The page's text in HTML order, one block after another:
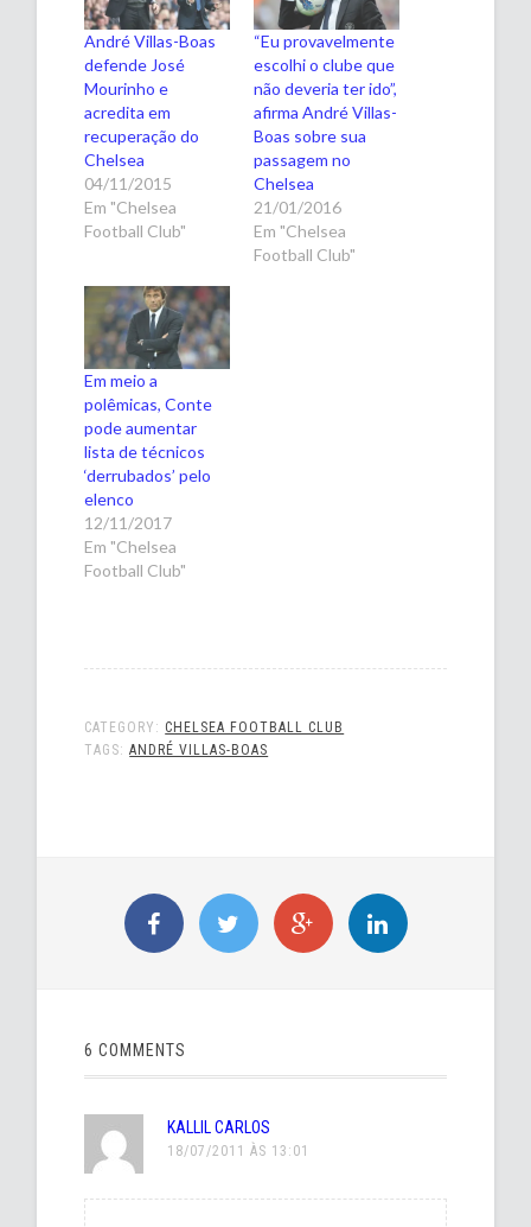
André Villas-Boas
defende José
Mourinho e
acredita em
recuperação do
Chelsea
04/11/2015
Em "Chelsea
Football Club"
“Eu provavelmente
escolhi o clube que
não deveria ter ido”,
afirma André Villas-
Boas sobre sua
passagem no
Chelsea
21/01/2016
Em "Chelsea
Football Club"
Em meio a
polêmicas, Conte
pode aumentar
lista de técnicos
‘derrubados’ pelo
elenco
12/11/2017
Em "Chelsea
Football Club"
CATEGORY: CHELSEA FOOTBALL CLUB
TAGS:ANDRÉ VILLAS-BOAS
6 COMMENTS
KALLIL CARLOS
18/07/2011 ÀS 13:01